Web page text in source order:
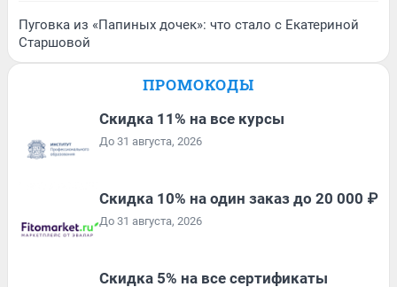
Пуговка из «Папиных дочек»: что стало с Екатериной
Старшовой
ПРОМОКОДЫ
Скидка 11% на все курсы
До 31 августа, 2026
Скидка 10% на один заказ до 20 000 ₽
До 31 августа, 2026
Скидка 5% на все сертификаты